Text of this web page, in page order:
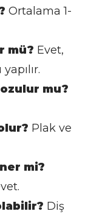
Ortalama 1-
mü? Evet,
mu?
Plak ve
mi?
Diş